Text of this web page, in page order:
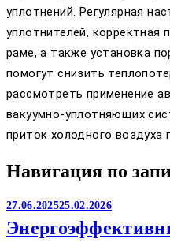
уплотнений. Регулярная
уплотнителей, корректная
раме, а также установка
помогут снизить
рассмотреть применение
вакуумно-уплотняющих
приток холодного воздуха
Навигация по
27.06.202525.02.2026